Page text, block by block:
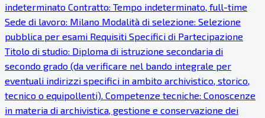
indeterminato Contratto: Tempo indeterminato, full-time
Sede di lavoro: Milano Modalità di selezione: Selezione
pubblica per esami Requisiti Specifici di Partecipazione
Titolo di studio: Diploma di istruzione secondaria di
secondo grado (da verificare nel bando integrale per
eventuali indirizzi specifici in ambito archivistico, storico,
tecnico o equipollenti). Competenze tecniche: Conoscenze
in materia di archivistica, gestione e conservazione dei